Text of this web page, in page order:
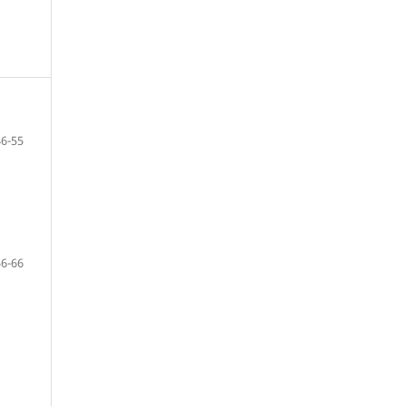
55
66